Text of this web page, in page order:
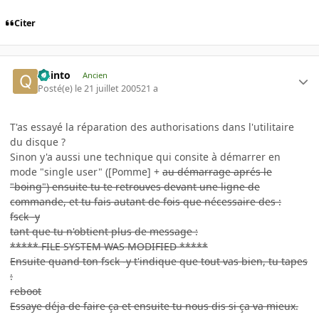
Citer
quinto Ancien
Posté(e) le 21 juillet 200521 a
T'as essayé la réparation des authorisations dans l'utilitaire
du disque ?
Sinon y'a aussi une technique qui consite à démarrer en
mode "single user" ([Pomme] + au démarrage aprés le
"boing") ensuite tu te retrouves devant une ligne de
commande, et tu fais autant de fois que nécessaire des :
fsck -y
tant que tu n'obtient plus de message :
***** FILE SYSTEM WAS MODIFIED *****
Ensuite quand ton fsck -y t'indique que tout vas bien, tu tapes
:
reboot
Essaye déja de faire ça et ensuite tu nous dis si ça va mieux.